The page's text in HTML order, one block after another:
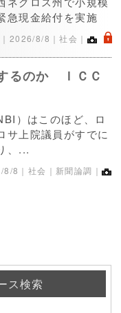
急現金給付を実施
2026/8/8 ｜社会｜ .
るのか ＩＣＣ
）はこのほど、ロ
サ上院議員がすでに
、...
8/8 ｜社会｜新聞論調｜
ス検索